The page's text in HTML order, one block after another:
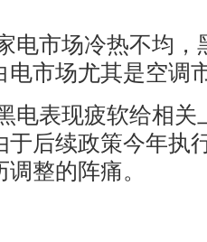
电市场冷热不均，
电市场尤其是空调
电表现疲软给相关
于后续政策今年执
整的阵痛。